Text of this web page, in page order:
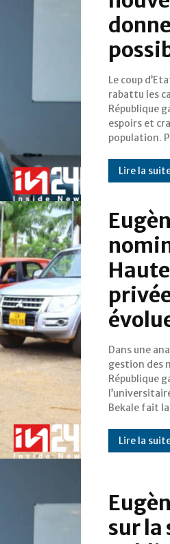
Le coup
rabattu les
République
espoirs et
population.
l’opinion,
Transition
actions,
Lire la
Dans une
gestion des
République
Bekale fait
légal qui
l’Exécutif. Il
attirer
politisation
Lire la
sur la